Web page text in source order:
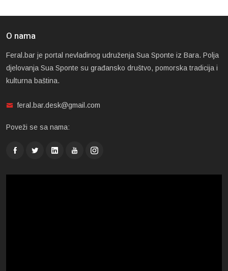
O nama
Feral.bar je portal nevladinog udruženja Sua Sponte iz Bara. Polja
djelovanja Sua Sponte su građansko društvo, pomorska tradicija i
kulturna baština.
feral.bar.desk@gmail.com
Poveži se sa nama: